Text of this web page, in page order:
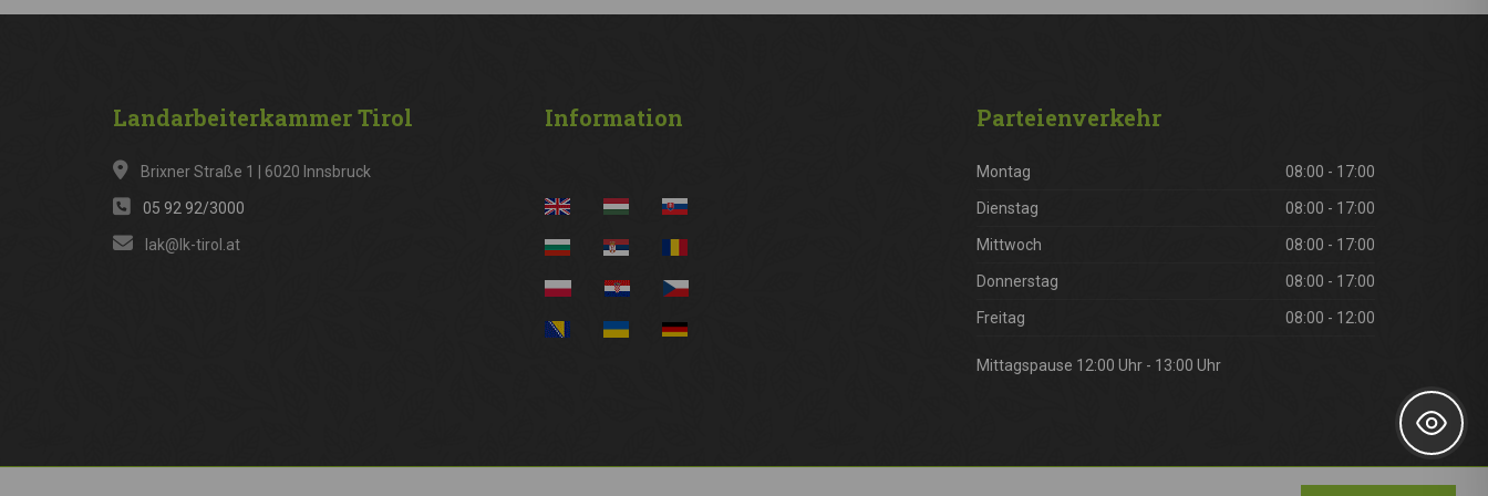
LandarbeiterkammerTirol
Brixner Straße 1 | 6020 Innsbruck
05 92 92/3000
lak@lk-tirol.at
Information Parteienverkehr
Montag 08:00 - 17:00
Dienstag 08:00 - 17:00
Mittwoch 08:00 - 17:00
Donnerstag 08:00 - 17:00
Freitag 08:00 - 12:00
Mittagspause 12:00 Uhr - 13:00 Uhr